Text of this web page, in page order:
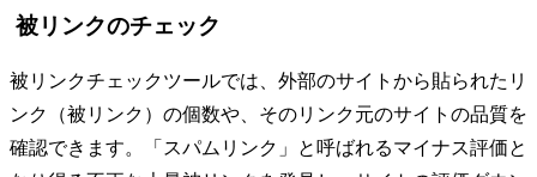
被リンクのチェック
被リンクチェックツールでは、外部のサイトから貼られたリ
ンク（被リンク）の個数や、そのリンク元のサイトの品質を
確認できます。「スパムリンク」と呼ばれるマイナス評価と